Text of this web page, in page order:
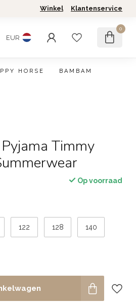
Winkel Klantenservice
EUR
0
HORSE BAMBAM
Timmy
Op voorraad
122 128 140